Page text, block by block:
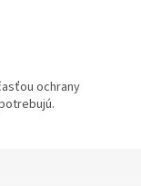
ochrany